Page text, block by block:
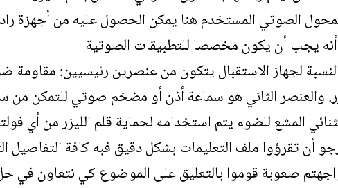
الصوتي المستخدم هنا يمكن الحصول عليه من أجهزة
يجب أن يكون مخصصا للتطبيقات الصوتية
لجهاز الاستقبال يتكون من عنصرين رئيسيين:
والعنصر الثاني هو سماعة أذن أو مضخم صوتي للتمكن من
صعوبة قوموا بالتعليق على الموضوع كي نتعاون في